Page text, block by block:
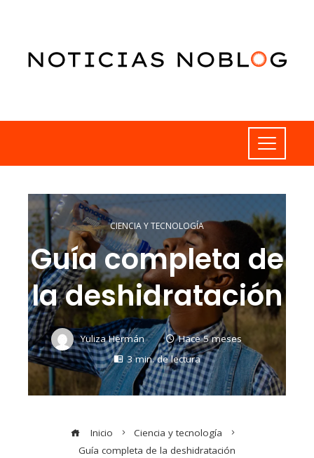
CIENCIA Y TECNOLOGÍA
Guía completa de
la deshidratación
Yuliza Hermán
Hace 5 meses
3 min. de lectura
Inicio
Ciencia y tecnología
Guía completa de la deshidratación